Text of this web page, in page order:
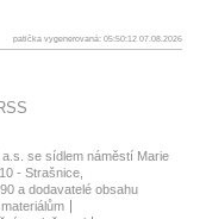
patička vygenerovaná: 05:50:12 07.08.2026
se sídlem náměstí Marie
- Strašnice,
a dodavatelé obsahu